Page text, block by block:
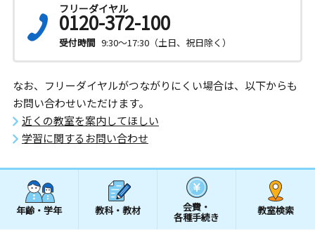
フリーダイヤル
0120-372-100
受付時間 9:30～17:30（土日、祝日除く）
なお、フリーダイヤルがつながりにくい場合は、以下からも
お問い合わせいただけます。
近くの教室を案内してほしい
学習に関するお問い合わせ
年齢・学年 教科・教材 会費・
各種手続き
教室検索